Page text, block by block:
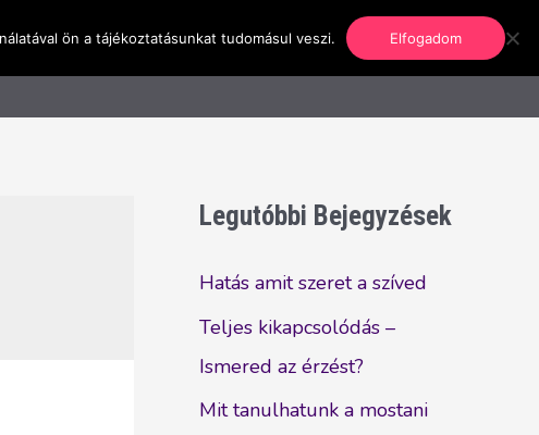
Kapcsolat
Legutóbbi Bejegyzések
Hatás amit szeret a szíved
Teljes kikapcsolódás –
Ismered az érzést?
Mit tanulhatunk a mostani
ön a tájékoztatásunkat tudomásul veszi. Elfogadom